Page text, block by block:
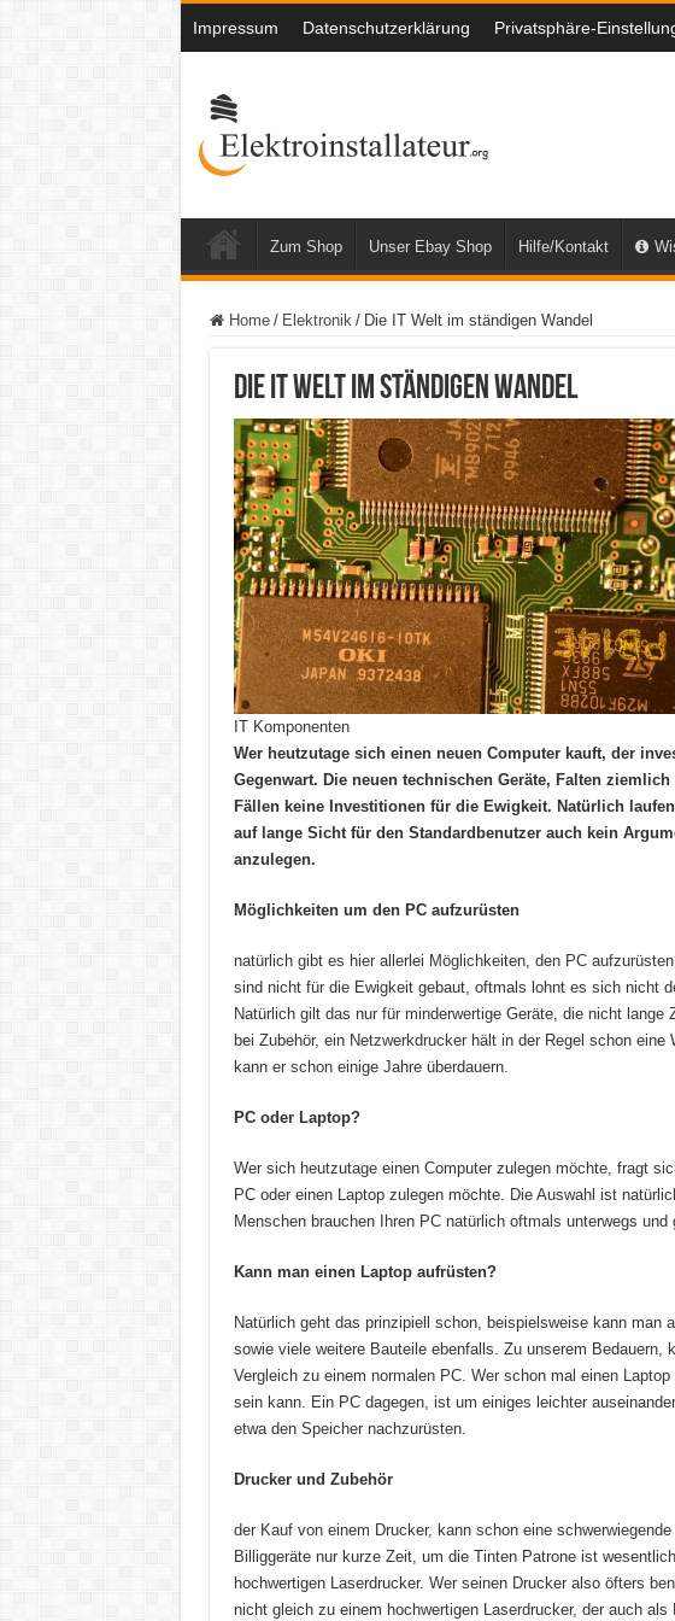
Impressum Datenschutzerklärung Privatsphäre-
Zum Shop Unser Ebay Shop Hilfe/Kontakt
Home / Elektronik / Die IT Welt im ständigen Wandel
Die IT Welt im ständigen Wandel
IT Komponenten
Wer heutzutage sich einen neuen Computer kauft, der
Gegenwart. Die neuen technischen Geräte, Falten
Fällen keine Investitionen für die Ewigkeit. Natürlich
auf lange Sicht für den Standardbenutzer auch kein
anzulegen.
Möglichkeiten um den PC aufzurüsten
natürlich gibt es hier allerlei Möglichkeiten, den PC
sind nicht für die Ewigkeit gebaut, oftmals lohnt es sich nicht
Natürlich gilt das nur für minderwertige Geräte, die nicht
bei Zubehör, ein Netzwerkdrucker hält in der Regel schon
kann er schon einige Jahre überdauern.
PC oder Laptop?
Wer sich heutzutage einen Computer zulegen möchte, fragt
PC oder einen Laptop zulegen möchte. Die Auswahl ist
Menschen brauchen Ihren PC natürlich oftmals unterwegs und
Kann man einen Laptop aufrüsten?
Natürlich geht das prinzipiell schon, beispielsweise kann man
sowie viele weitere Bauteile ebenfalls. Zu unserem Bedauern,
Vergleich zu einem normalen PC. Wer schon mal einen
sein kann. Ein PC dagegen, ist um einiges leichter
etwa den Speicher nachzurüsten.
Drucker und Zubehör
der Kauf von einem Drucker, kann schon eine
Billiggeräte nur kurze Zeit, um die Tinten Patrone ist
hochwertigen Laserdrucker. Wer seinen Drucker also öfters
nicht gleich zu einem hochwertigen Laserdrucker, der auch als